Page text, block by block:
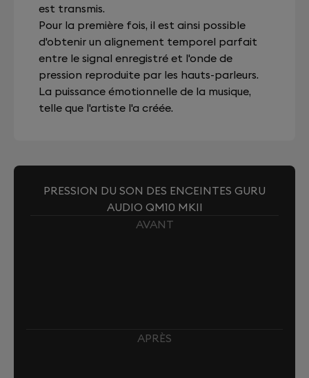
est transmis.
Pour la première fois, il est ainsi possible
d'obtenir un alignement temporel parfait
entre le signal enregistré et l'onde de
pression reproduite par les hauts-parleurs.
La puissance émotionnelle de la musique,
telle que l'artiste l'a créée.
PRESSION DU SON DES ENCEINTES GURU
AUDIO QM10 MKII
AVANT
APRÈS